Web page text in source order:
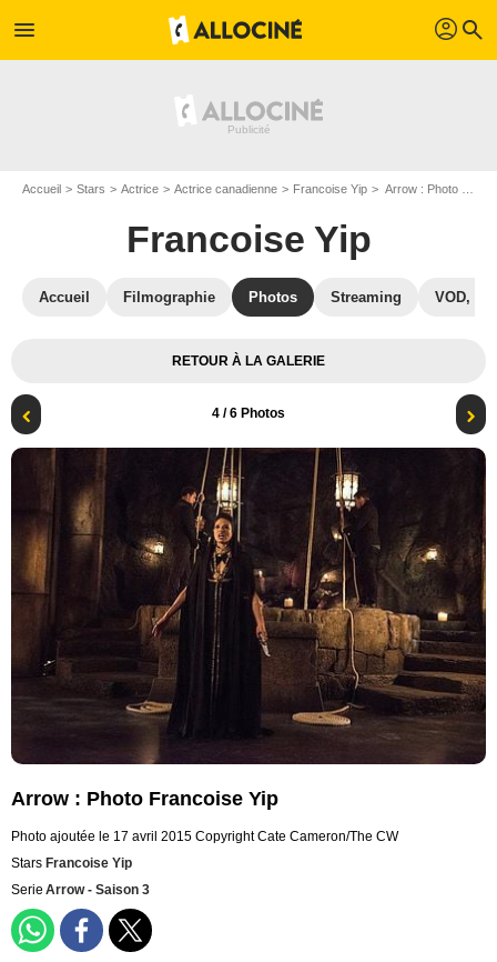
menu profil search
Accueil Stars Actrice Actrice canadienne Francoise Yip Arrow : Photo Francoise Yip
Francoise Yip
Accueil Filmographie Photos Streaming VOD,
RETOUR À LA GALERIE
4 / 6 Photos
Arrow : Photo Francoise Yip
Photo ajoutée le 17 avril 2015 Copyright Cate Cameron/The CW
Stars Francoise Yip
Serie Arrow - Saison 3